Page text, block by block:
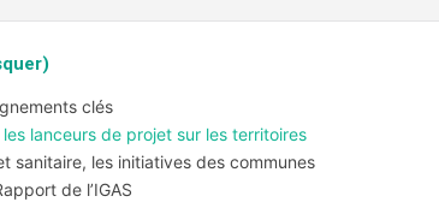
clés
lanceurs de projet sur les territoires
sanitaire, les initiatives des communes
de l’IGAS